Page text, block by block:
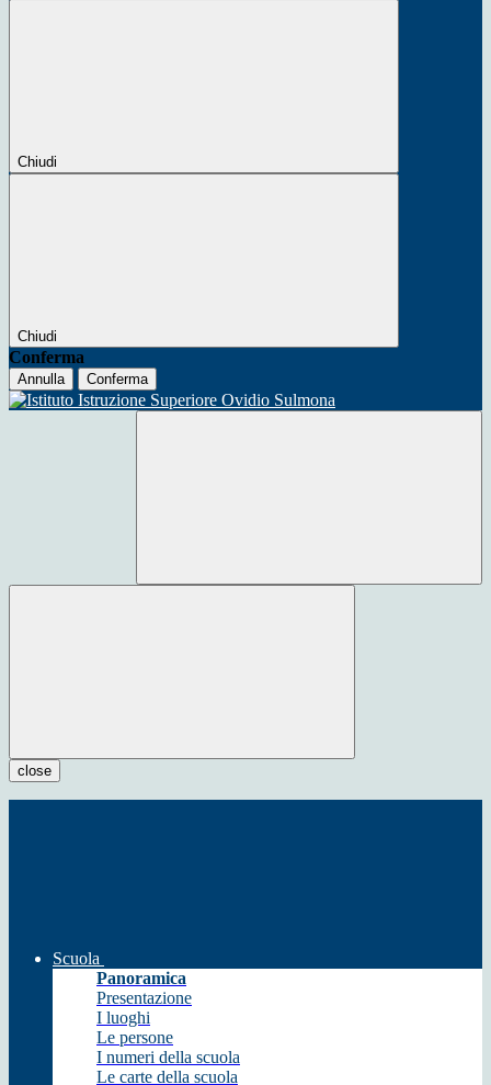
Chiudi
Chiudi
Conferma
Annulla Conferma
close
Scuola
Panoramica
Presentazione
I luoghi
Le persone
I numeri della scuola
Le carte della scuola